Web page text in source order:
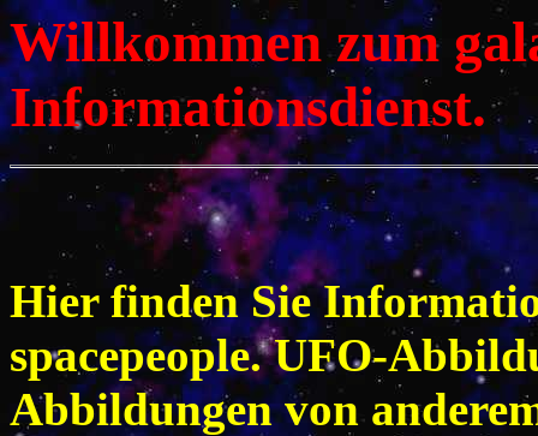
Willkommen zum
Informationsdienst.
Hier finden Sie
spacepeople. UFO-
Abbildungen von